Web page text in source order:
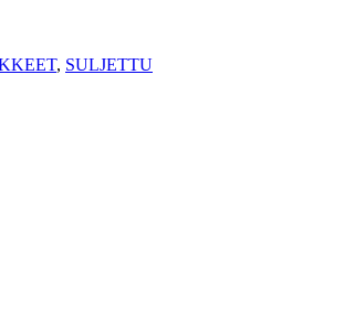
, SULJETTU